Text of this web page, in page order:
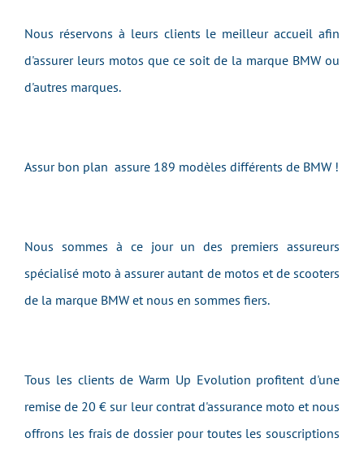
Nous réservons à leurs clients le meilleur accueil afin
d'assurer leurs motos que ce soit de la marque BMW ou
d'autres marques.
Assur bon plan assure 189 modèles différents de BMW !
Nous sommes à ce jour un des premiers assureurs
spécialisé moto à assurer autant de motos et de scooters
de la marque BMW et nous en sommes fiers.
Tous les clients de Warm Up Evolution profitent d'une
remise de 20 € sur leur contrat d'assurance moto et nous
offrons les frais de dossier pour toutes les souscriptions